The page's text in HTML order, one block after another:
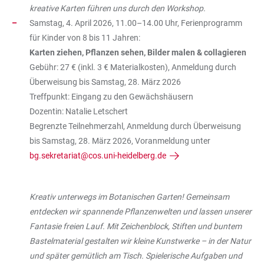
kreative Karten führen uns durch den Workshop.
Samstag, 4. April 2026, 11.00–14.00 Uhr, Ferienprogramm
für Kinder von 8 bis 11 Jahren:
Karten ziehen, Pflanzen sehen, Bilder malen & collagieren
Gebühr: 27 € (inkl. 3 € Materialkosten), Anmeldung durch
Überweisung bis Samstag, 28. März 2026
Treffpunkt: Eingang zu den Gewächshäusern
Dozentin: Natalie Letschert
Begrenzte Teilnehmerzahl, Anmeldung durch Überweisung
bis Samstag, 28. März 2026, Voranmeldung unter
bg.sekretariat@cos.uni-heidelberg.de
Kreativ unterwegs im Botanischen Garten! Gemeinsam
entdecken wir spannende Pflanzenwelten und lassen unserer
Fantasie freien Lauf. Mit Zeichenblock, Stiften und buntem
Bastelmaterial gestalten wir kleine Kunstwerke – in der Natur
und später gemütlich am Tisch. Spielerische Aufgaben und